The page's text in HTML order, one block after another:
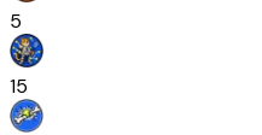
5
15